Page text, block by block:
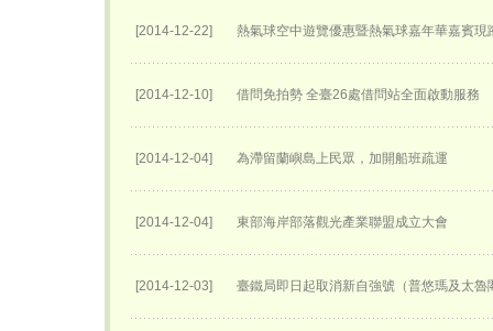
[2014-12-22] 熱氣球空中遊覽優惠暨熱氣球嘉年華嘉賓現
[2014-12-10] 借問免拍勢 全臺26處借問站全面啟動服務
[2014-12-04] 為滯留蘭嶼島上民眾，加開船班疏運
[2014-12-04] 東部海岸部落觀光產業聯盟成立大會
[2014-12-03] 臺鐵局即日起取消新自強號（普悠瑪及太